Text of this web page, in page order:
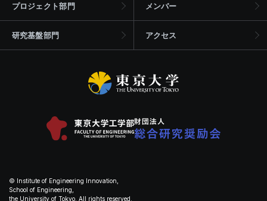
プロジェクト部門 メンバー
研究基盤部門 アクセス
© Institute of Engineering Innovation,
School of Engineering,
the University of Tokyo. All rights reserved.